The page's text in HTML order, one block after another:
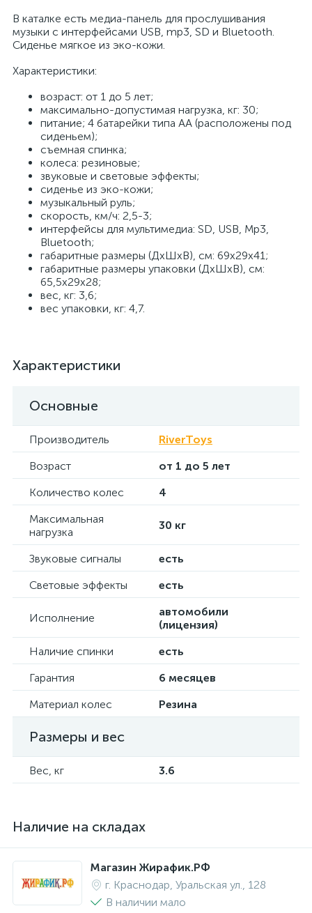
В каталке есть медиа-панель для прослушивания
музыки с интерфейсами USB, mp3, SD и Bluetooth.
Сиденье мягкое из эко-кожи.
Характеристики:
возраст: от 1 до 5 лет;
максимально-допустимая нагрузка, кг: 30;
питание; 4 батарейки типа АА (расположены под
сиденьем);
съемная спинка;
колеса: резиновые;
звуковые и световые эффекты;
сиденье из эко-кожи;
музыкальный руль;
скорость, км/ч: 2,5-3;
интерфейсы для мультимедиа: SD, USB, Mp3,
Bluetooth;
габаритные размеры (ДхШхВ), см: 69х29х41;
габаритные размеры упаковки (ДхШхВ), см:
65,5х29х28;
вес, кг: 3,6;
вес упаковки, кг: 4,7.
Характеристики
Основные
Производитель
RiverToys
Возраст
от 1 до 5 лет
Количество колес
4
Максимальная
нагрузка
30 кг
Звуковые сигналы
есть
Световые эффекты
есть
Исполнение
автомобили
(лицензия)
Наличие спинки
есть
Гарантия
6 месяцев
Материал колес
Резина
Размеры и вес
Вес, кг 3.6
Наличие на складах
Магазин Жирафик.РФ
г. Краснодар, Уральская ул., 128
В наличии мало